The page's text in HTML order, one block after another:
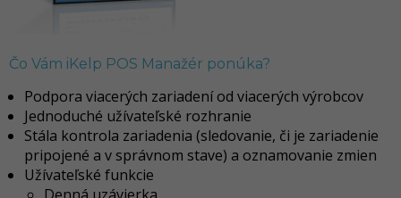
Čo Vám iKelp POS Manažér ponúka?
Podpora viacerých zariadení od viacerých výrobcov
Jednoduché užívateľské rozhranie
Stála kontrola zariadenia (sledovanie, či je zariadenie
pripojené a v správnom stave) a oznamovanie zmien
Užívateľské funkcie